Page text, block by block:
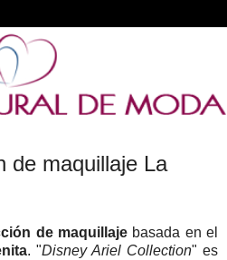
de maquillaje La
de maquillajebasada en el
. "Disney Ariel Collection" es